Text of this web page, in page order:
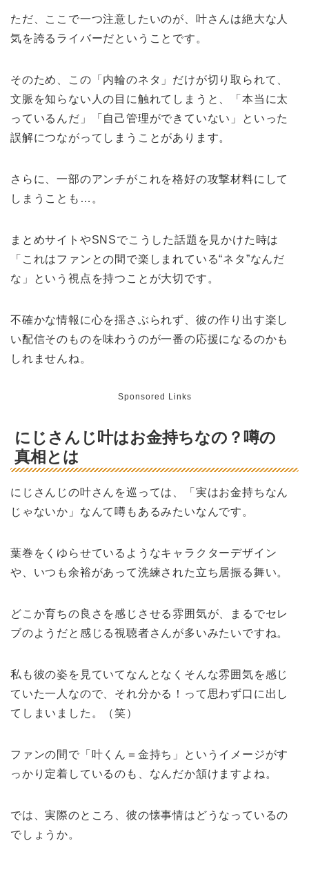
ただ、ここで一つ注意したいのが、叶さんは絶大な人
気を誇るライバーだということです。
そのため、この「内輪のネタ」だけが切り取られて、
文脈を知らない人の目に触れてしまうと、「本当に太
っているんだ」「自己管理ができていない」といった
誤解につながってしまうことがあります。
さらに、一部のアンチがこれを格好の攻撃材料にして
しまうことも…。
まとめサイトやSNSでこうした話題を見かけた時は
「これはファンとの間で楽しまれている“ネタ”なんだ
な」という視点を持つことが大切です。
不確かな情報に心を揺さぶられず、彼の作り出す楽し
い配信そのものを味わうのが一番の応援になるのかも
しれませんね。
Sponsored Links
にじさんじ叶はお金持ちなの？噂の
真相とは
にじさんじの叶さんを巡っては、「実はお金持ちなん
じゃないか」なんて噂もあるみたいなんです。
葉巻をくゆらせているようなキャラクターデザイン
や、いつも余裕があって洗練された立ち居振る舞い。
どこか育ちの良さを感じさせる雰囲気が、まるでセレ
ブのようだと感じる視聴者さんが多いみたいですね。
私も彼の姿を見ていてなんとなくそんな雰囲気を感じ
ていた一人なので、それ分かる！って思わず口に出し
てしまいました。（笑）
ファンの間で「叶くん＝金持ち」というイメージがす
っかり定着しているのも、なんだか頷けますよね。
では、実際のところ、彼の懐事情はどうなっているの
でしょうか。